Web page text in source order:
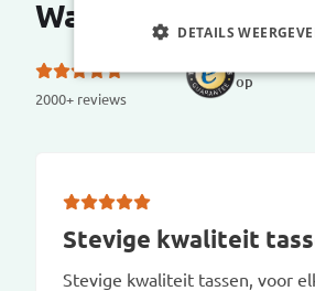
Wat zeggen onze
2000+ reviews
op
Stevige kwaliteit
Stevige kwaliteit tassen, voor
DETAILS